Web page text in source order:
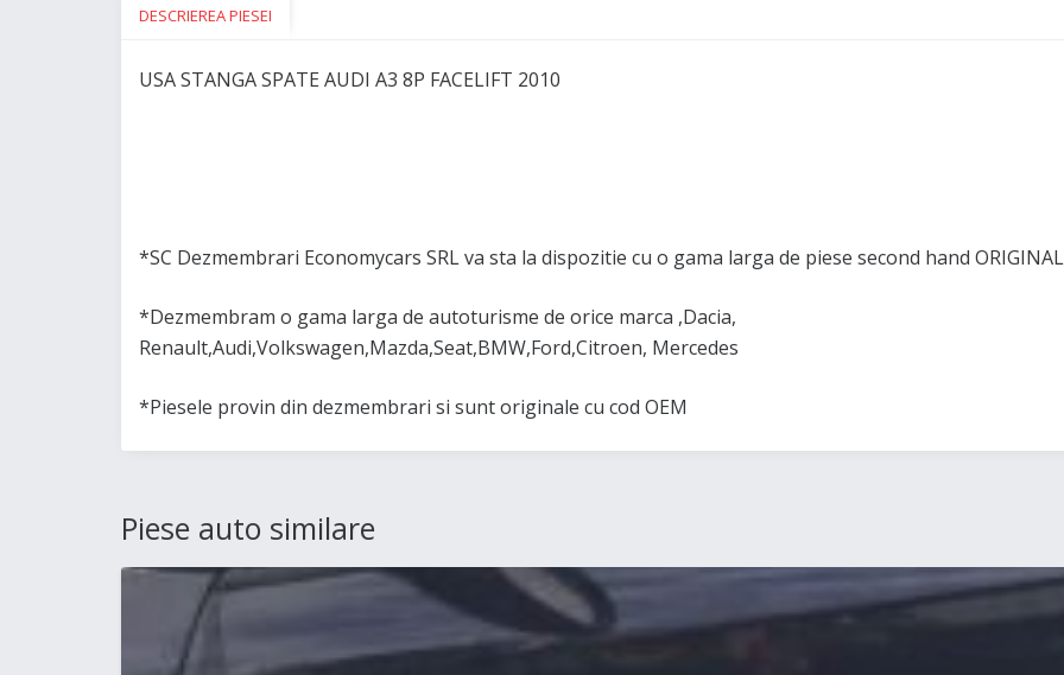
DESCRIEREA PIESEI
USA STANGA SPATE AUDI A3 8P FACELIFT 2010
*SC Dezmembrari Economycars SRL va sta la dispozitie cu o gama larga de piese second hand
*Dezmembram o gama larga de autoturisme de orice marca ,Dacia,
Renault,Audi,Volkswagen,Mazda,Seat,BMW,Ford,Citroen, Mercedes
*Piesele provin din dezmembrari si sunt originale cu cod OEM
Piese auto similare